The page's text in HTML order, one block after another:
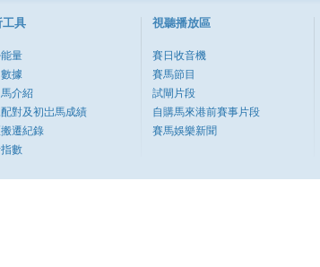
工具
量
據
介紹
對及初岀馬成績
遷紀錄
數
視聽播放區
賽日收音機
賽馬節目
試閘片段
自購馬來港前賽事片段
賽馬娛樂新聞